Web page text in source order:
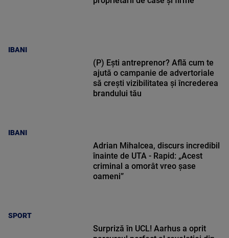
IBANI
IBANI
(P) Ești antreprenor? Află cum te
ajută o campanie de advertoriale
să crești vizibilitatea și încrederea
brandului tău
SPORT
Adrian Mihalcea, discurs incredibil
înainte de UTA - Rapid: „Acest
criminal a omorât vreo șase
oameni”
Surpriză în UCL! Aarhus a oprit